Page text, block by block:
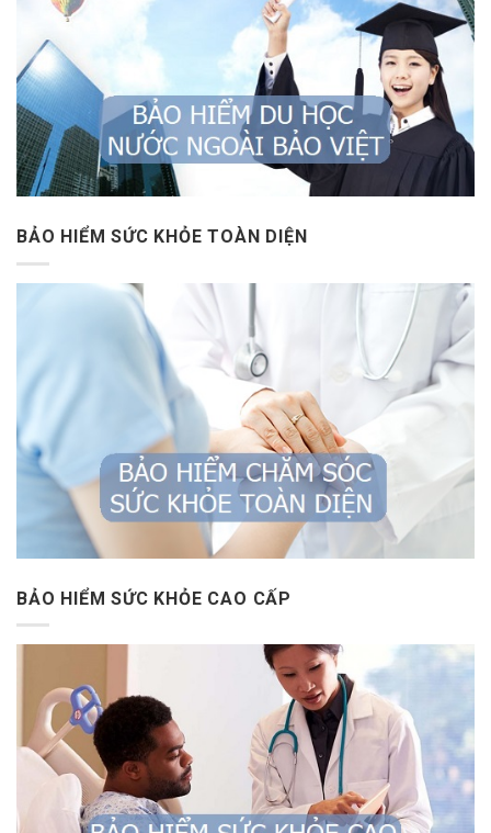
BẢO HIỂM SỨC KHỎE TOÀN DIỆN
BẢO HIỂM SỨC KHỎE CAO CẤP